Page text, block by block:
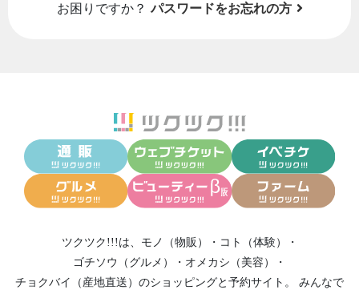
お困りですか？ パスワードをお忘れの方
ツクツク!!!は、 モノ（物販） ・ コト（体験）
・
ゴチソウ（グルメ）
・ オメカシ（美容）
・
チョクバイ（産地直送） のショッピングと予約サイト。
みんなで